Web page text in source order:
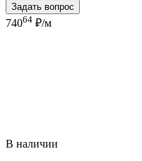
Задать вопрос
74064 ₽/м
В наличии